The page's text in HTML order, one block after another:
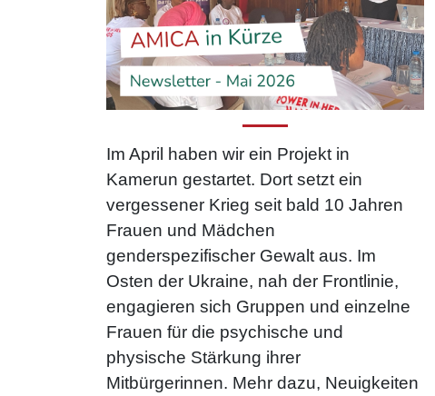
Im April haben wir ein Projekt in
Kamerun gestartet. Dort setzt ein
vergessener Krieg seit bald 10 Jahren
Frauen und Mädchen
genderspezifischer Gewalt aus. Im
Osten der Ukraine, nah der Frontlinie,
engagieren sich Gruppen und einzelne
Frauen für die psychische und
physische Stärkung ihrer
Mitbürgerinnen. Mehr dazu, Neuigkeiten